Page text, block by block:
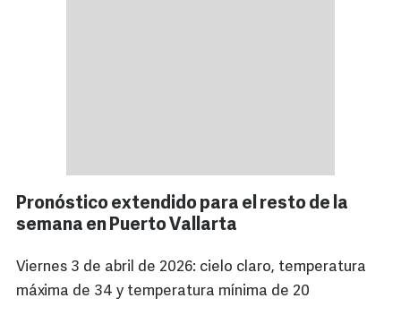
Pronóstico extendido para el resto de la
semana en Puerto Vallarta
Viernes 3 de abril de 2026: cielo claro, temperatura
máxima de 34 y temperatura mínima de 20